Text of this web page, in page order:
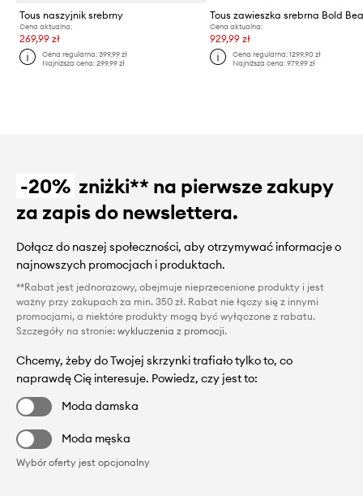
Tous naszyjnik srebrny
Cena aktualna:
269,99 zł
Cena regularna:399,99 zł
Najniższa cena:299,99 zł
Tous zawieszka srebrna Bold
Cena aktualna:
929,99 zł
Cena regularna: 1299,90 zł
Najniższa cena: 979,99 zł
-20% zniżki** na pierwsze zakupy
za zapis do newslettera.
Dołącz do naszej społeczności, aby otrzymywać informacje o
najnowszych promocjach i produktach.
**Rabat jest jednorazowy, obejmuje nieprzecenione produkty i jest
ważny przy zakupach za min. 350 zł. Rabat nie łączy się z innymi
promocjami, a niektóre produkty mogą być wyłączone z rabatu.
Szczegóły na stronie: wykluczenia z promocji.
Chcemy, żeby do Twojej skrzynki trafiało tylko to, co
naprawdę Cię interesuje. Powiedz, czy jest to:
Moda damska
Moda męska
Wybór oferty jest opcjonalny